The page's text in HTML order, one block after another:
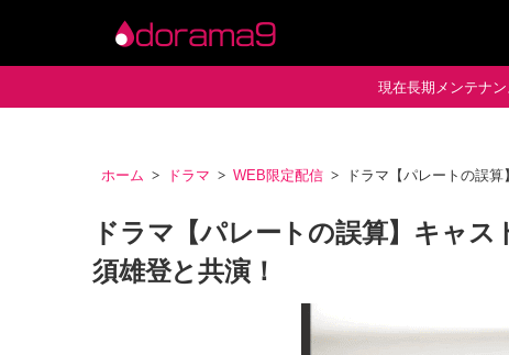
現在長期メンテナ
ホーム ドラマ WEB限定配信 ドラマ【パレートの誤
ドラマ【パレートの誤算】キャ
須雄登と共演！